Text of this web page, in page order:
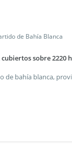
de Bahía Blanca
sobre 2220 h